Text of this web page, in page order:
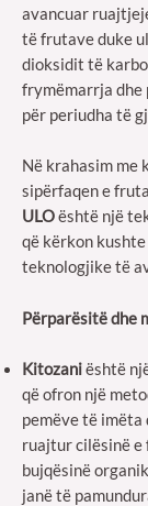
avancuar
të frutave duke
dioksidit të
frymëmarrja dhe
për periudha të
Në krahasim me
sipërfaqen e
ULOështë një
që kërkon
teknologjike të
Përparësitë dhe
Kitozaniështë
që ofron një
pemëve të
ruajtur cilësinë e
bujqësinë
janë të